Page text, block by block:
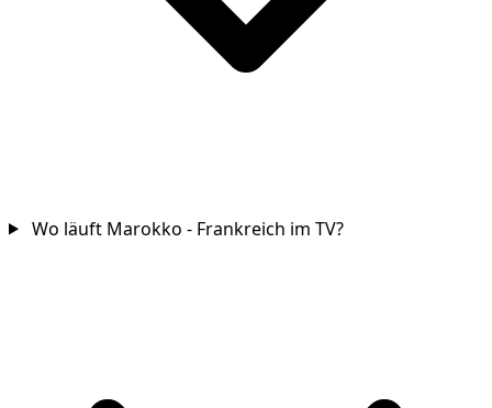
Wo läuft Marokko - Frankreich im TV?